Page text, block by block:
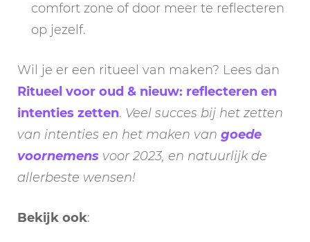
comfort zone of door meer te reflecteren
op jezelf.
Wil je er een ritueel van maken? Lees dan
Ritueel voor oud & nieuw: reflecteren en
intenties zetten. Veel succes bij het zetten
van intenties en het maken van goede
voornemens voor 2023, en natuurlijk de
allerbeste wensen!
Bekijk ook: